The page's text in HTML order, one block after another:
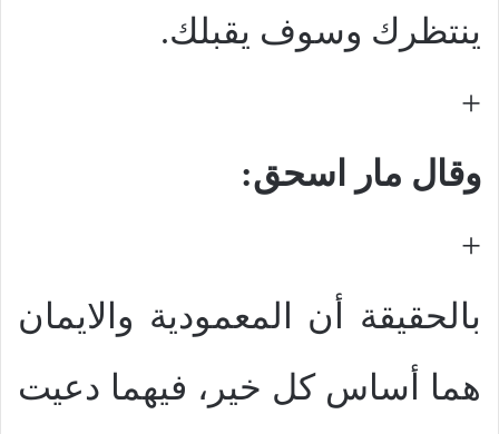
ينتظرك وسوف يقبلك.
+
وقال مار اسحق:
+
بالحقيقة أن المعمودية والايمان
هما أساس كل خير، فيهما دعيت